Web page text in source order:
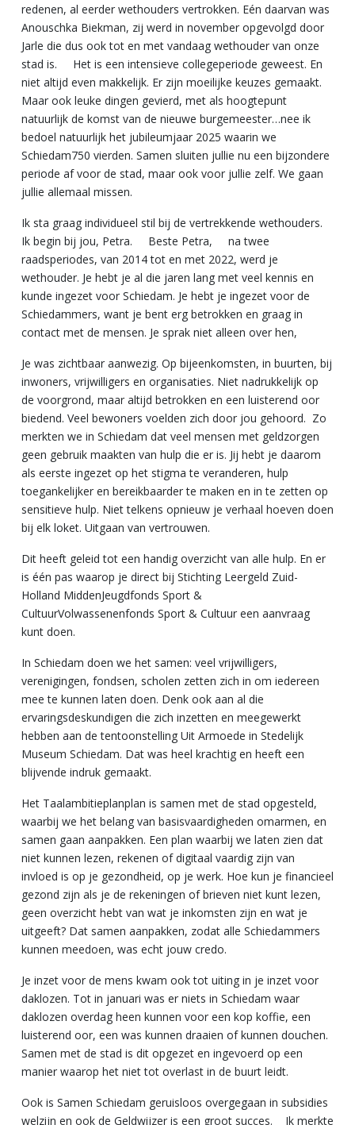
redenen, al eerder wethouders vertrokken. Eén daarvan was
Anouschka Biekman, zij werd in november opgevolgd door
Jarle die dus ook tot en met vandaag wethouder van onze
stad is. Het is een intensieve collegeperiode geweest. En
niet altijd even makkelijk. Er zijn moeilijke keuzes gemaakt.
Maar ook leuke dingen gevierd, met als hoogtepunt
natuurlijk de komst van de nieuwe burgemeester…nee ik
bedoel natuurlijk het jubileumjaar 2025 waarin we
Schiedam750 vierden. Samen sluiten jullie nu een bijzondere
periode af voor de stad, maar ook voor jullie zelf. We gaan
jullie allemaal missen.
Ik sta graag individueel stil bij de vertrekkende wethouders.
Ik begin bij jou, Petra. Beste Petra, na twee
raadsperiodes, van 2014 tot en met 2022, werd je
wethouder. Je hebt je al die jaren lang met veel kennis en
kunde ingezet voor Schiedam. Je hebt je ingezet voor de
Schiedammers, want je bent erg betrokken en graag in
contact met de mensen. Je sprak niet alleen over hen,
Je was zichtbaar aanwezig. Op bijeenkomsten, in buurten, bij
inwoners, vrijwilligers en organisaties. Niet nadrukkelijk op
de voorgrond, maar altijd betrokken en een luisterend oor
biedend. Veel bewoners voelden zich door jou gehoord. Zo
merkten we in Schiedam dat veel mensen met geldzorgen
geen gebruik maakten van hulp die er is. Jij hebt je daarom
als eerste ingezet op het stigma te veranderen, hulp
toegankelijker en bereikbaarder te maken en in te zetten op
sensitieve hulp. Niet telkens opnieuw je verhaal hoeven doen
bij elk loket. Uitgaan van vertrouwen.
Dit heeft geleid tot een handig overzicht van alle hulp. En er
is één pas waarop je direct bij Stichting Leergeld Zuid-
Holland MiddenJeugdfonds Sport &
CultuurVolwassenenfonds Sport & Cultuur een aanvraag
kunt doen.
In Schiedam doen we het samen: veel vrijwilligers,
verenigingen, fondsen, scholen zetten zich in om iedereen
mee te kunnen laten doen. Denk ook aan al die
ervaringsdeskundigen die zich inzetten en meegewerkt
hebben aan de tentoonstelling Uit Armoede in Stedelijk
Museum Schiedam. Dat was heel krachtig en heeft een
blijvende indruk gemaakt.
Het Taalambitieplanplan is samen met de stad opgesteld,
waarbij we het belang van basisvaardigheden omarmen, en
samen gaan aanpakken. Een plan waarbij we laten zien dat
niet kunnen lezen, rekenen of digitaal vaardig zijn van
invloed is op je gezondheid, op je werk. Hoe kun je financieel
gezond zijn als je de rekeningen of brieven niet kunt lezen,
geen overzicht hebt van wat je inkomsten zijn en wat je
uitgeeft? Dat samen aanpakken, zodat alle Schiedammers
kunnen meedoen, was echt jouw credo.
Je inzet voor de mens kwam ook tot uiting in je inzet voor
daklozen. Tot in januari was er niets in Schiedam waar
daklozen overdag heen kunnen voor een kop koffie, een
luisterend oor, een was kunnen draaien of kunnen douchen.
Samen met de stad is dit opgezet en ingevoerd op een
manier waarop het niet tot overlast in de buurt leidt.
Ook is Samen Schiedam geruisloos overgegaan in subsidies
welzijn en ook de Geldwijzer is een groot succes. Ik merkte